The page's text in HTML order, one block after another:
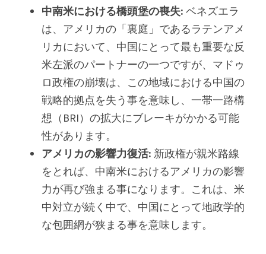
中南米における橋頭堡の喪失: ベネズエラ
は、アメリカの「裏庭」であるラテンアメ
リカにおいて、中国にとって最も重要な反
米左派のパートナーの一つですが、マドゥ
ロ政権の崩壊は、この地域における中国の
戦略的拠点を失う事を意味し、一帯一路構
想（BRI）の拡大にブレーキがかかる可能
性があります。
アメリカの影響力復活: 新政権が親米路線
をとれば、中南米におけるアメリカの影響
力が再び強まる事になります。これは、米
中対立が続く中で、中国にとって地政学的
な包囲網が狭まる事を意味します。